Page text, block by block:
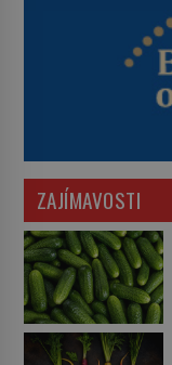
ZAJÍMAVOSTI